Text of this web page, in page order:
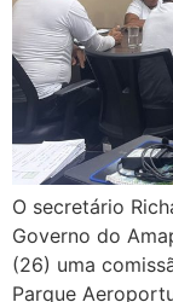
O secretário
Governo do
(26) uma
Parque